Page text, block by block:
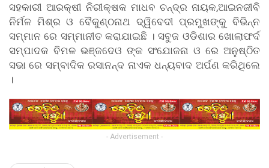
ସହକାରୀ ଆରକ୍ଷୀ ନିରୀକ୍ଷକ ମାଧବ ଚନ୍ଦ୍ର ନାୟକ,ଆଇନଜୀବି
ନିର୍ମଳ ମିଶ୍ର ଓ ବୈକୁଣ୍ଠନାଥ ଦ୍ୱିବେଦୀ ପ୍ରମୁଖଙ୍କୁ ବିଭିନ୍ନ
ସମ୍ମାନ ରେ ସମ୍ମାନୀତ କରାଯାଇଛି । ସବୁଜ ଓଡିଶାର ଖୋଲାଫର୍ଦ
ସମ୍ପାଦକ ବିମଳ ଭଞ୍ଜଦେଓ ଙ୍କ ସଂଯୋଜନା ଓ ରେ ଅନୁଷ୍ଠିତ
ସଭା ରେ ସମ୍ବାଦିକ ରସାନନ୍ଦ ନାଏକ ଧନ୍ୟବାଦ ଅର୍ପଣ କରିଥିଲେ
।
- Advertisement -